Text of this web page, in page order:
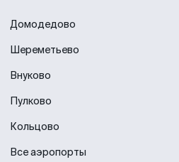
Домодедово
Шереметьево
Внуково
Пулково
Кольцово
Все аэропорты